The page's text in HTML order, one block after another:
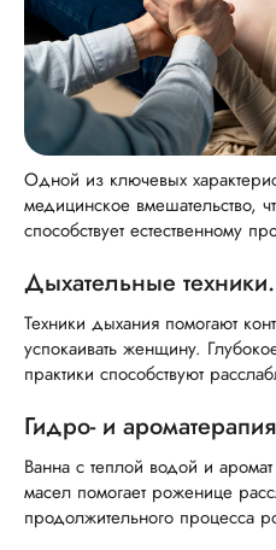
Одной из ключевых
медицинское вмешательство,
способствует естественному
Дыхательные техники.
Техники дыхания помогают
успокаивать женщину.
практики способствуют
Гидро- и
Ванна с теплой водой и
масел помогает роженице
продолжительного процесса